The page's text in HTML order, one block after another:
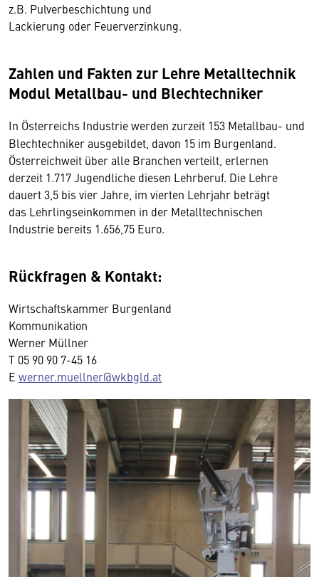
z.B. Pulverbeschichtung und
Lackierung oder Feuerverzinkung.
Zahlen und Fakten zur Lehre Metalltechnik
Modul Metallbau- und Blechtechniker
In Österreichs Industrie werden zurzeit 153 Metallbau- und
Blechtechniker ausgebildet, davon 15 im Burgenland.
Österreichweit über alle Branchen verteilt, erlernen
derzeit 1.717 Jugendliche diesen Lehrberuf. Die Lehre
dauert 3,5 bis vier Jahre, im vierten Lehrjahr beträgt
das Lehrlingseinkommen in der Metalltechnischen
Industrie bereits 1.656,75 Euro.
Rückfragen & Kontakt:
Wirtschaftskammer Burgenland
Kommunikation
Werner Müllner
T 05 90 90 7-45 16
E werner.muellner@wkbgld.at